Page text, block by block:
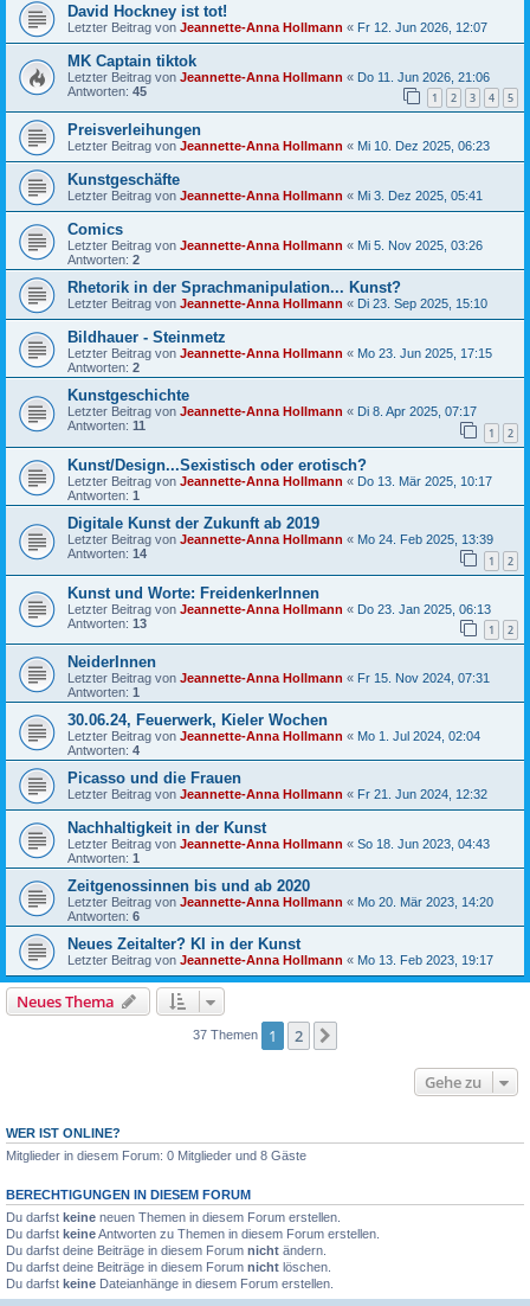
David Hockney ist tot!
Letzter Beitrag von Jeannette-Anna Hollmann « Fr 12. Jun 2026, 12:07
MK Captain tiktok
Letzter Beitrag von Jeannette-Anna Hollmann « Do 11. Jun 2026, 21:06
Antworten: 45 1 2 3 4 5
Preisverleihungen
Letzter Beitrag von Jeannette-Anna Hollmann « Mi 10. Dez 2025, 06:23
Kunstgeschäfte
Letzter Beitrag von Jeannette-Anna Hollmann « Mi 3. Dez 2025, 05:41
Comics
Letzter Beitrag von Jeannette-Anna Hollmann « Mi 5. Nov 2025, 03:26
Antworten: 2
Rhetorik in der Sprachmanipulation... Kunst?
Letzter Beitrag von Jeannette-Anna Hollmann « Di 23. Sep 2025, 15:10
Bildhauer - Steinmetz
Letzter Beitrag von Jeannette-Anna Hollmann « Mo 23. Jun 2025, 17:15
Antworten: 2
Kunstgeschichte
Letzter Beitrag von Jeannette-Anna Hollmann « Di 8. Apr 2025, 07:17
Antworten: 11 1 2
Kunst/Design...Sexistisch oder erotisch?
Letzter Beitrag von Jeannette-Anna Hollmann « Do 13. Mär 2025, 10:17
Antworten: 1
Digitale Kunst der Zukunft ab 2019
Letzter Beitrag von Jeannette-Anna Hollmann « Mo 24. Feb 2025, 13:39
Antworten: 14 1 2
Kunst und Worte: FreidenkerInnen
Letzter Beitrag von Jeannette-Anna Hollmann « Do 23. Jan 2025, 06:13
Antworten: 13 1 2
NeiderInnen
Letzter Beitrag von Jeannette-Anna Hollmann « Fr 15. Nov 2024, 07:31
Antworten: 1
30.06.24, Feuerwerk, Kieler Wochen
Letzter Beitrag von Jeannette-Anna Hollmann « Mo 1. Jul 2024, 02:04
Antworten: 4
Picasso und die Frauen
Letzter Beitrag von Jeannette-Anna Hollmann « Fr 21. Jun 2024, 12:32
Nachhaltigkeit in der Kunst
Letzter Beitrag von Jeannette-Anna Hollmann « So 18. Jun 2023, 04:43
Antworten: 1
Zeitgenossinnen bis und ab 2020
Letzter Beitrag von Jeannette-Anna Hollmann « Mo 20. Mär 2023, 14:20
Antworten: 6
Neues Zeitalter? KI in der Kunst
Letzter Beitrag von Jeannette-Anna Hollmann « Mo 13. Feb 2023, 19:17
Neues Thema
37 Themen 1 2
Gehe zu
WER IST ONLINE?
Mitglieder in diesem Forum: 0 Mitglieder und 8 Gäste
BERECHTIGUNGEN IN DIESEM FORUM
Du darfst keine neuen Themen in diesem Forum erstellen.
Du darfst keineAntworten zu Themen in diesem Forum erstellen.
Du darfst deine Beiträge in diesem Forum nicht ändern.
Du darfst deine Beiträge in diesem Forum nicht löschen.
Du darfst keine Dateianhänge in diesem Forum erstellen.